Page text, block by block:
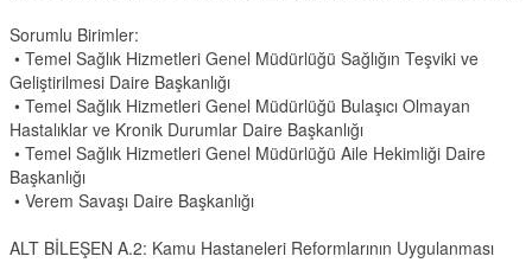
Sorumlu Birimler:
• Temel Sağlık Hizmetleri Genel Müdürlüğü Sağlığın Teşviki ve
Geliştirilmesi Daire Başkanlığı
• Temel Sağlık Hizmetleri Genel Müdürlüğü Bulaşıcı Olmayan
Hastalıklar ve Kronik Durumlar Daire Başkanlığı
• Temel Sağlık Hizmetleri Genel Müdürlüğü Aile Hekimliği Daire
Başkanlığı
• Verem Savaşı Daire Başkanlığı
ALT BİLEŞEN A.2: Kamu Hastaneleri Reformlarının Uygulanması